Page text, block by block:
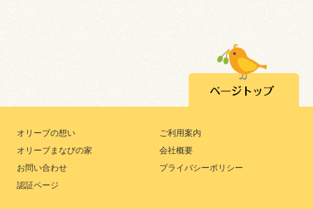
オリーブの想い
ご利用案内
オリーブまなびの家
会社概要
お問い合わせ
プライバシーポリシー
認証ページ